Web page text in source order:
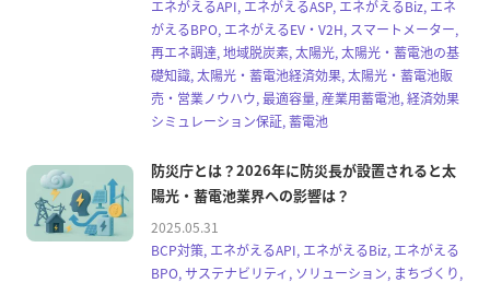
エネがえるAPI, エネがえるASP, エネがえるBiz, エネ
がえるBPO, エネがえるEV・V2H, スマートメーター,
再エネ調達, 地域脱炭素, 太陽光, 太陽光・蓄電池の基
礎知識, 太陽光・蓄電池経済効果, 太陽光・蓄電池販
売・営業ノウハウ, 最適容量, 産業用蓄電池, 経済効果
シミュレーション保証, 蓄電池
防災庁とは？2026年に防災長が設置されると太
陽光・蓄電池業界への影響は？
2025.05.31
BCP対策, エネがえるAPI, エネがえるBiz, エネがえる
BPO, サステナビリティ, ソリューション, まちづくり,